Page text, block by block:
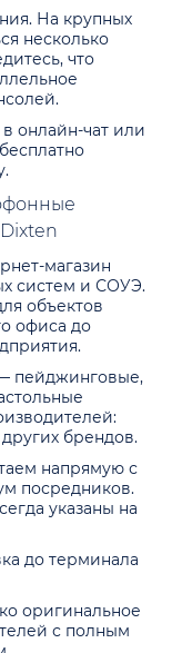
На крупных
несколько
что
онлайн-чат или
магазин
систем и СОУЭ.
объектов
офиса до
пейджинговые,
других брендов.
напрямую с
посредников.
указаны на
до терминала
оригинальное
с полным